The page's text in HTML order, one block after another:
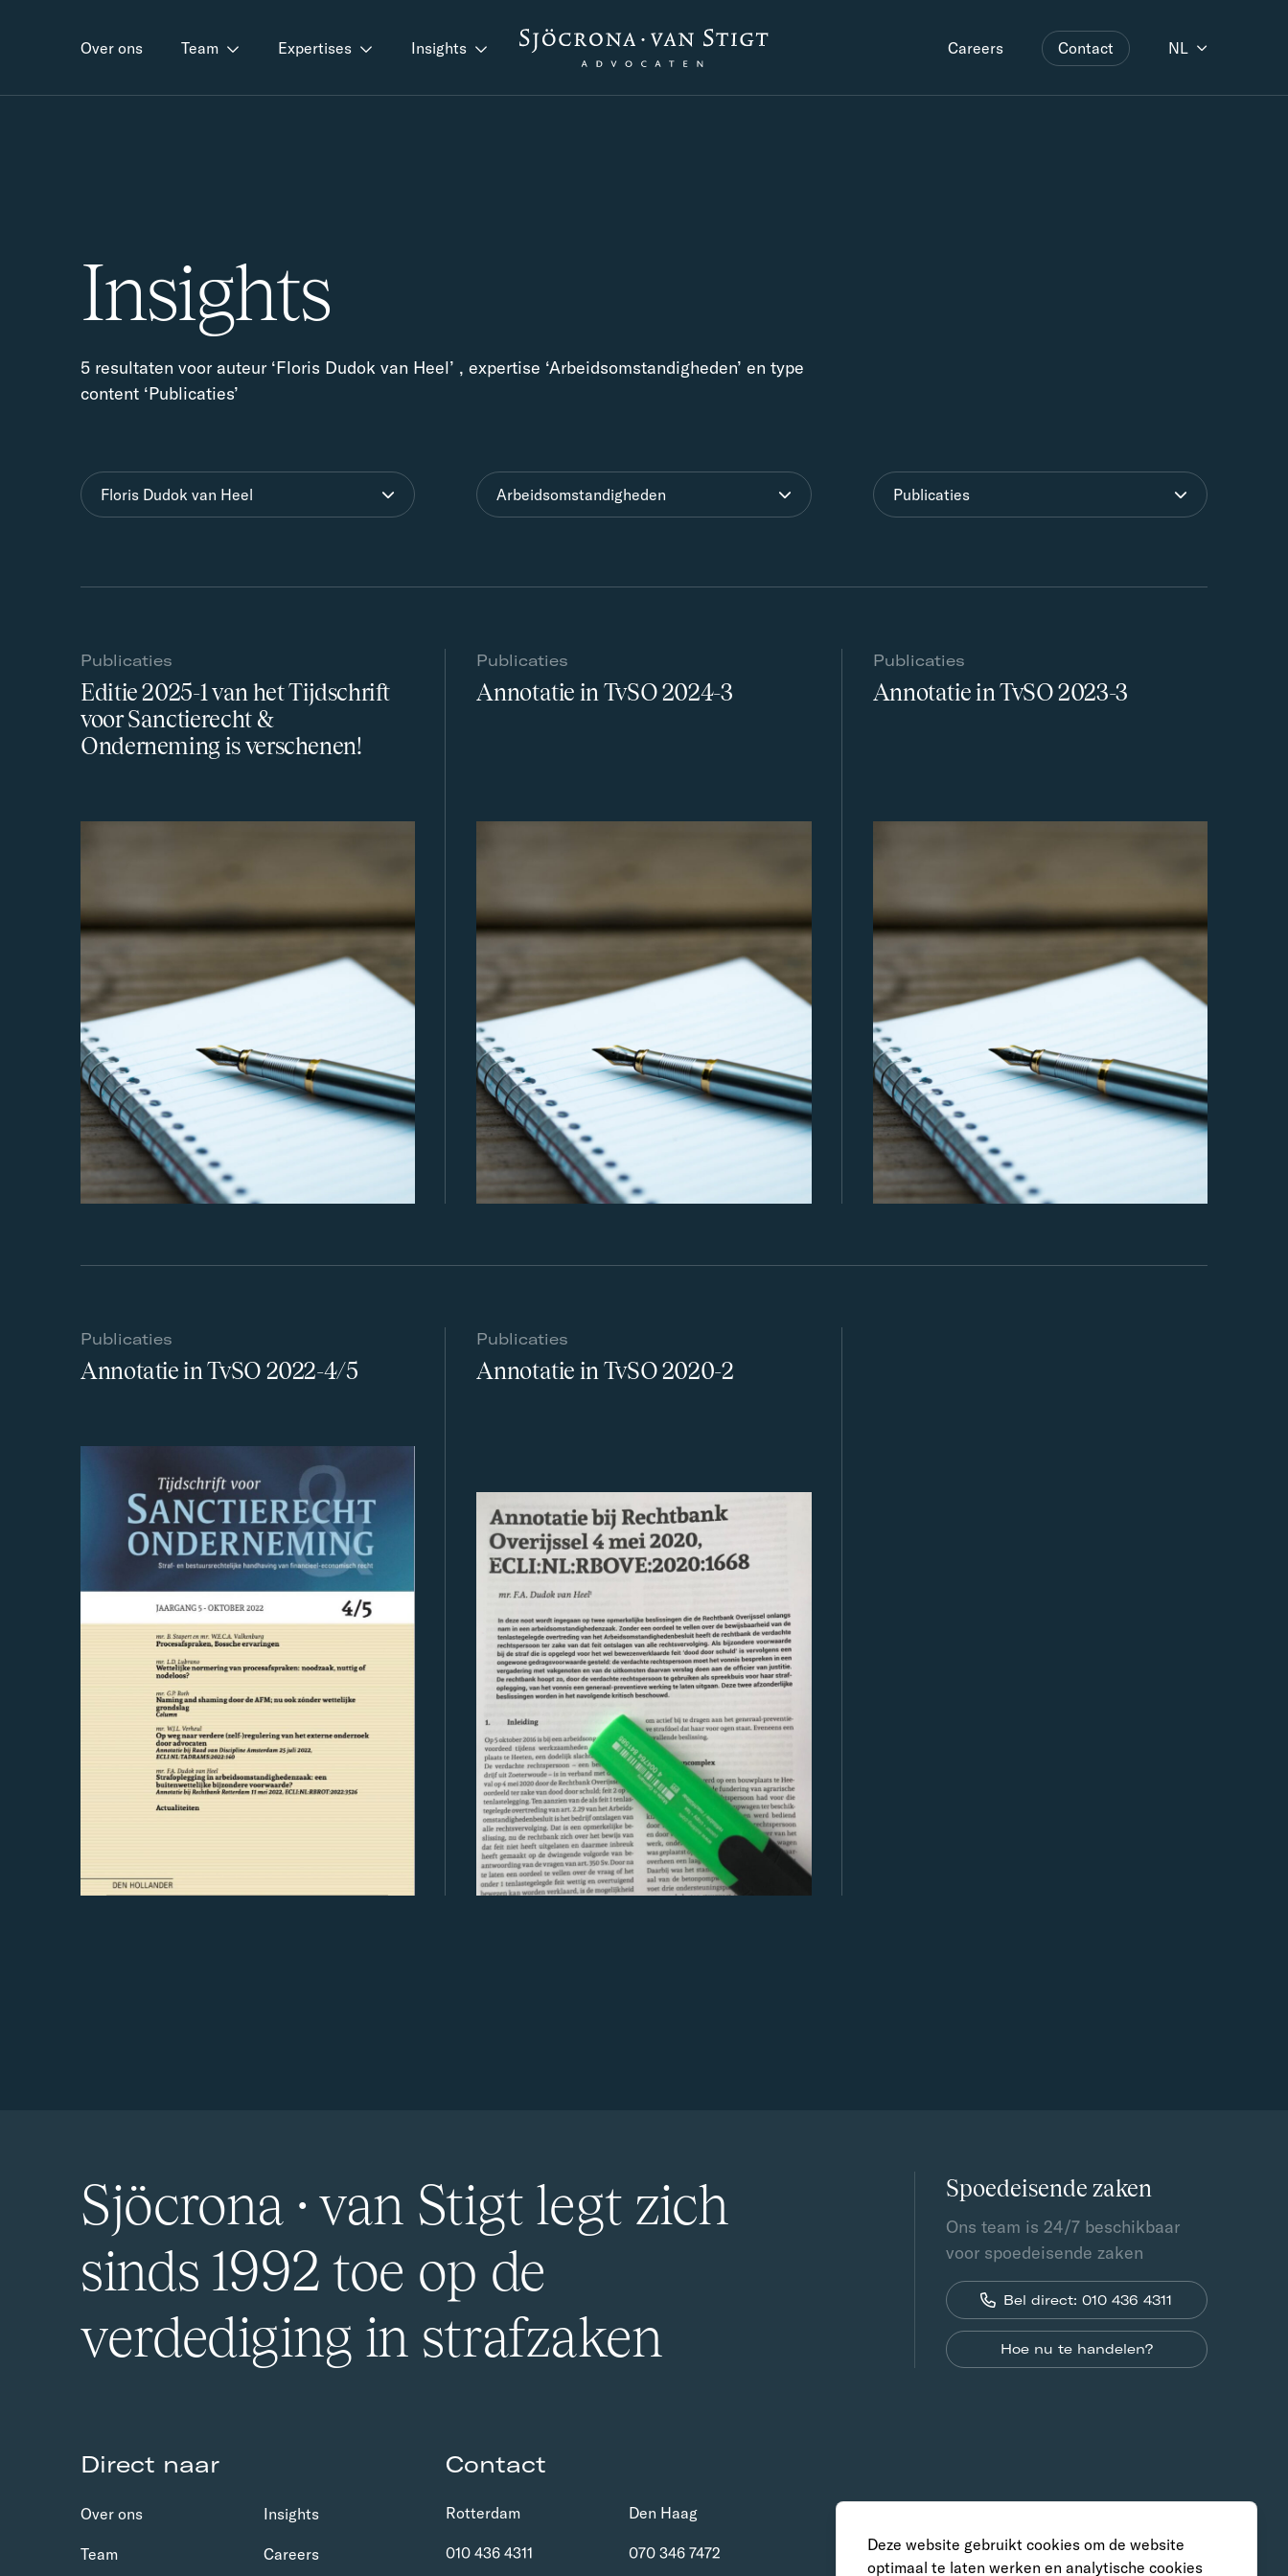
Deze website gebruikt cookies om de website
optimaal te laten werken en analytische cookies
Over ons Team Expertises Insights Careers Contact NL
Insights
5 resultaten voor auteur ‘Floris Dudok van Heel’ , expertise ‘Arbeidsomstandigheden’ en type
content ‘Publicaties’
Floris Dudok van Heel Arbeidsomstandigheden Publicaties
Publicaties
Editie 2025-1 van het Tijdschrift
voor Sanctierecht &
Onderneming is verschenen!
Publicaties
Annotatie in TvSO 2024-3
Publicaties
Annotatie in TvSO 2023-3
Publicaties
Annotatie in TvSO 2022-4/5
Publicaties
Annotatie in TvSO 2020-2
Sjöcrona · van Stigt legt zich
sinds 1992 toe op de
verdediging in strafzaken
Spoedeisende zaken
Ons team is 24/7 beschikbaar
voor spoedeisende zaken
Bel direct: 010 436 4311
Hoe nu te handelen?
Direct naar
Over ons Insights
Team Careers
Contact
Rotterdam
010 436 4311
Den Haag
070 346 7472